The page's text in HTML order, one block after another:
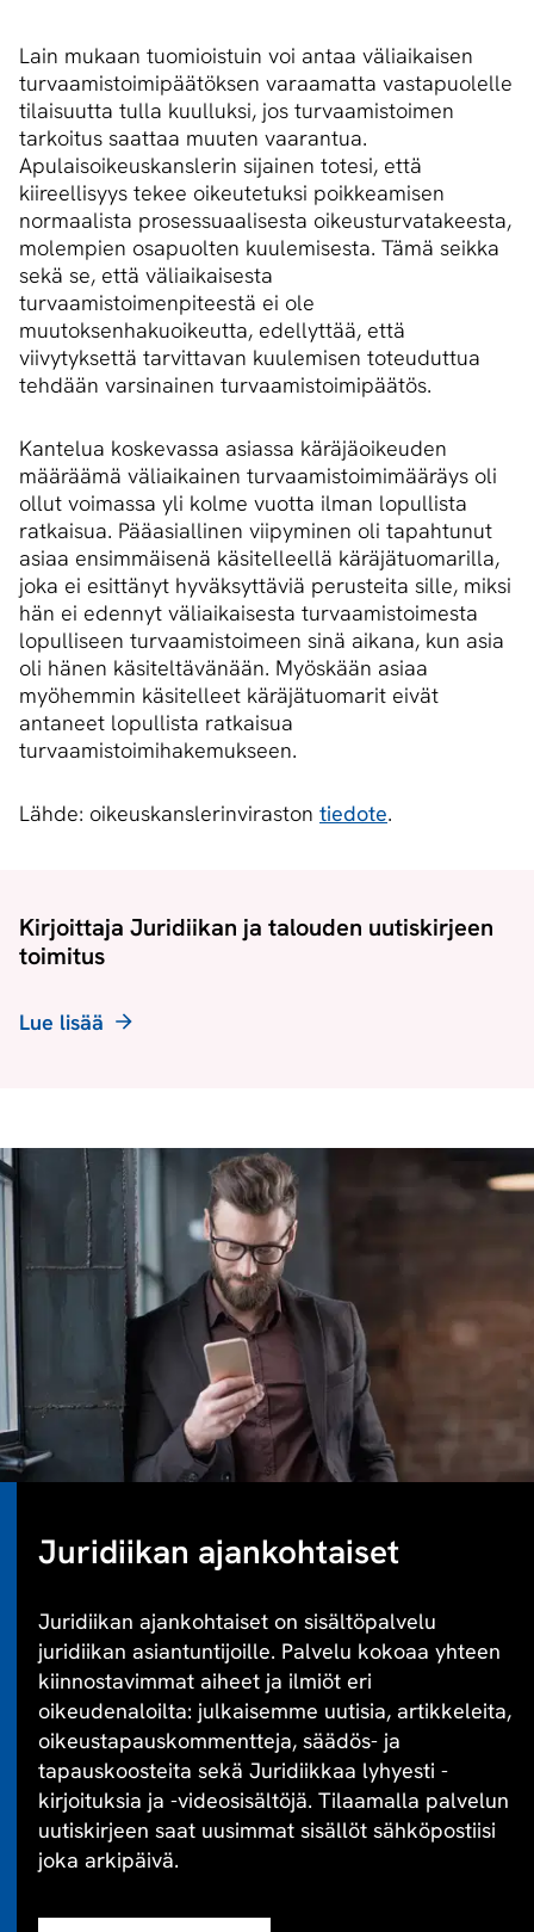
Lain mukaan tuomioistuin voi antaa väliaikaisen
turvaamistoimipäätöksen varaamatta vastapuolelle
tilaisuutta tulla kuulluksi, jos turvaamistoimen
tarkoitus saattaa muuten vaarantua.
Apulaisoikeuskanslerin sijainen totesi, että
kiireellisyys tekee oikeutetuksi poikkeamisen
normaalista prosessuaalisesta oikeusturvatakeesta,
molempien osapuolten kuulemisesta. Tämä seikka
sekä se, että väliaikaisesta
turvaamistoimenpiteestä ei ole
muutoksenhakuoikeutta, edellyttää, että
viivytyksettä tarvittavan kuulemisen toteuduttua
tehdään varsinainen turvaamistoimipäätös.
Kantelua koskevassa asiassa käräjäoikeuden
määräämä väliaikainen turvaamistoimimääräys oli
ollut voimassa yli kolme vuotta ilman lopullista
ratkaisua. Pääasiallinen viipyminen oli tapahtunut
asiaa ensimmäisenä käsitelleellä käräjätuomarilla,
joka ei esittänyt hyväksyttäviä perusteita sille, miksi
hän ei edennyt väliaikaisesta turvaamistoimesta
lopulliseen turvaamistoimeen sinä aikana, kun asia
oli hänen käsiteltävänään. Myöskään asiaa
myöhemmin käsitelleet käräjätuomarit eivät
antaneet lopullista ratkaisua
turvaamistoimihakemukseen.
Lähde: oikeuskanslerinviraston tiedote.
Kirjoittaja Juridiikan ja talouden uutiskirjeen
toimitus
Lue lisää
Juridiikan ajankohtaiset
Juridiikan ajankohtaiset on sisältöpalvelu
juridiikan asiantuntijoille. Palvelu kokoaa yhteen
kiinnostavimmat aiheet ja ilmiöt eri
oikeudenaloilta: julkaisemme uutisia, artikkeleita,
oikeustapauskommentteja, säädös- ja
tapauskoosteita sekä Juridiikkaa lyhyesti -
kirjoituksia ja -videosisältöjä. Tilaamalla palvelun
uutiskirjeen saat uusimmat sisällöt sähköpostiisi
joka arkipäivä.